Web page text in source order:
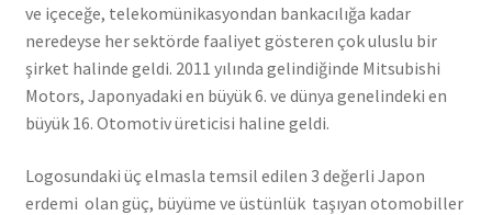
ve içeceğe, telekomünikasyondan bankacılığa kadar
neredeyse her sektörde faaliyet gösteren çok uluslu bir
şirket halinde geldi. 2011 yılında gelindiğinde Mitsubishi
Motors, Japonyadaki en büyük 6. ve dünya genelindeki en
büyük 16. Otomotiv üreticisi haline geldi.
Logosundaki üç elmasla temsil edilen 3 değerli Japon
erdemi olan güç, büyüme ve üstünlük taşıyan otomobiller